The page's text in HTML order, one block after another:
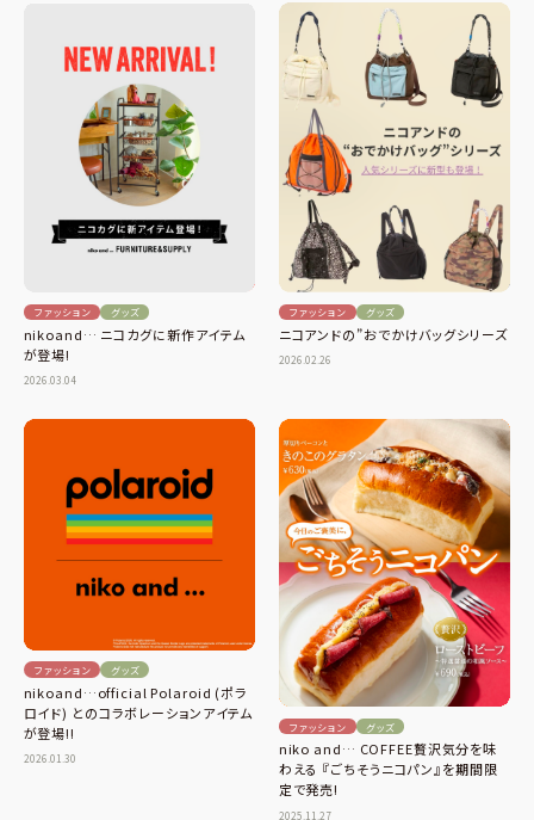
ファッション グッズ
nikoand… ニコカグに新作アイテム
が登場!
2026.03.04
ファッション グッズ
ニコアンドの”おでかけバッグシリーズ
2026.02.26
ファッション グッズ
nikoand…official Polaroid (ポラ
ロイド) とのコラボレーションアイテム
が登場!!
2026.01.30
ファッション グッズ
niko and… COFFEE贅沢気分を味
わえる 『ごちそうニコパン』を期間限
定で発売!
2025.11.27